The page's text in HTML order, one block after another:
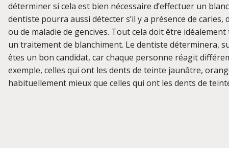
déterminer si cela est bien nécessaire d’effectuer un
dentiste pourra aussi détecter s’il y a présence de caries,
ou de maladie de gencives. Tout cela doit être
un traitement de blanchiment. Le dentiste déterminera,
êtes un bon candidat, car chaque personne réagit
exemple, celles qui ont les dents de teinte jaunâtre,
habituellement mieux que celles qui ont les dents de